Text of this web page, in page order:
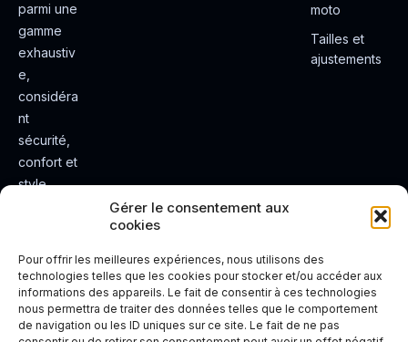
Gérer le consentement aux
cookies
Pour offrir les meilleures expériences, nous utilisons des
technologies telles que les cookies pour stocker et/ou accéder aux
informations des appareils. Le fait de consentir à ces technologies
nous permettra de traiter des données telles que le comportement
de navigation ou les ID uniques sur ce site. Le fait de ne pas
parmi une
gamme
exhaustiv
e,
considéra
nt
sécurité,
confort et
style.
e de
conduite
plus sûre
et plus
moto
Tailles et
ajustements